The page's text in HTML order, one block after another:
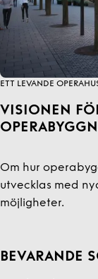
ETT LEVANDE
VISIONEN
Om hur
utvecklas med
möjligheter.
BEVARANDE